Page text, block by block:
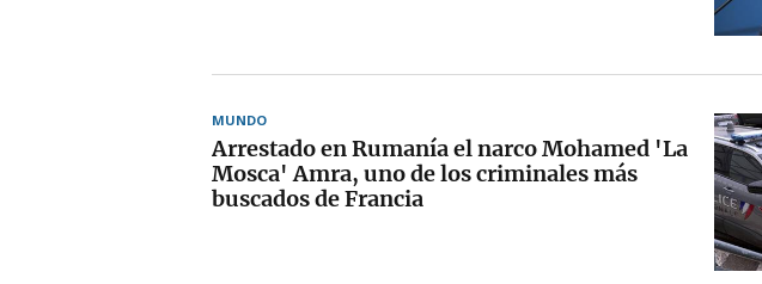
MUNDO
Arrestado en Rumanía el narco Mohamed 'La
Mosca' Amra, uno de los criminales más
buscados de Francia